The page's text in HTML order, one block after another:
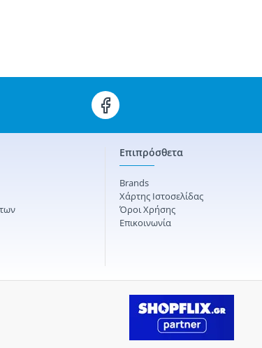
Επιπρόσθετα
Brands
Χάρτης Ιστοσελίδας
Όροι Χρήσης
Επικοινωνία